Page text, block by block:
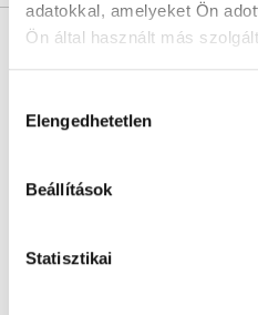
adatokkal, amelyeket Ön
Ön által használt más
szabályzat:https://
kiválasztása
Elengedhetetlen
Beállítások
Statisztikai
* Szakorvos jelölt (rezidens):
orvos, aki jogszabályok szerinti
szolgáltató szakorvosa az első
szakorvosjelölt önállóan láthat el